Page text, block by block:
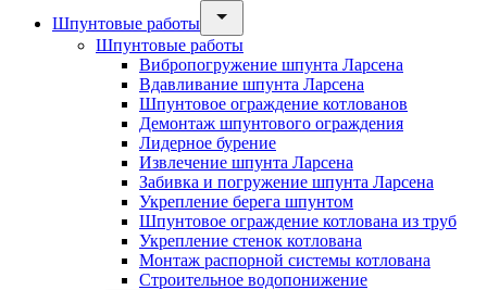
Шпунтовые работы
Шпунтовые работы
Вибропогружение шпунта Ларсена
Вдавливание шпунта Ларсена
Шпунтовое ограждение котлованов
Демонтаж шпунтового ограждения
Лидерное бурение
Извлечение шпунта Ларсена
Забивка и погружение шпунта Ларсена
Укрепление берега шпунтом
Шпунтовое ограждение котлована из труб
Укрепление стенок котлована
Монтаж распорной системы котлована
Строительное водопонижение